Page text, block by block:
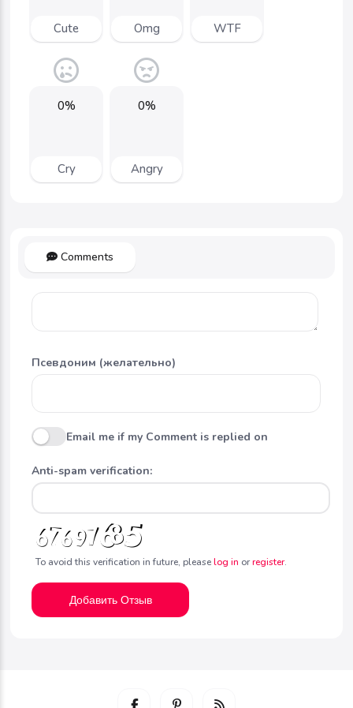
Cute Omg WTF
0%
Cry
0%
Angry
Comments
Псевдоним (желательно)
Email me if my Comment is replied on
Anti-spam verification:
To avoid this verification in future, pleaselog in orregister.
Добавить Отзыв